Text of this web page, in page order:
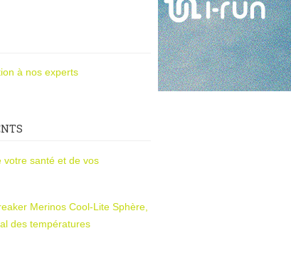
à nos experts
votre santé et de vos
Merinos Cool-Lite Sphère,
des températures